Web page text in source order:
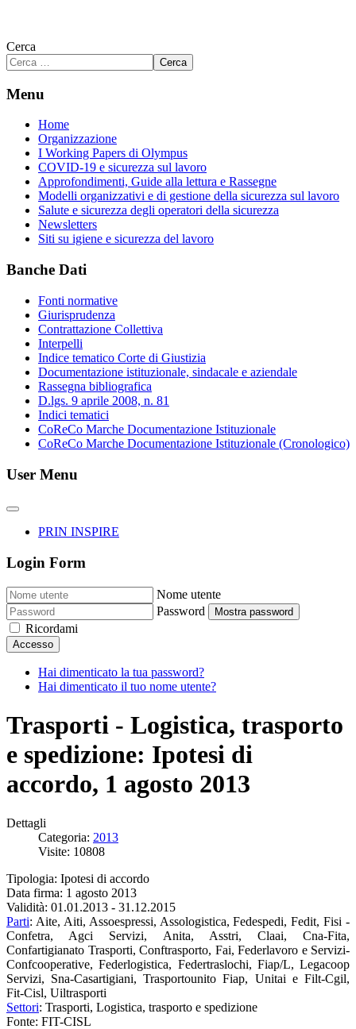
Cerca
Cerca
Menu
Home
Organizzazione
I Working Papers di Olympus
COVID-19 e sicurezza sul lavoro
Approfondimenti, Guide alla lettura e Rassegne
Modelli organizzativi e di gestione della sicurezza sul lavoro
Salute e sicurezza degli operatori della sicurezza
Newsletters
Siti su igiene e sicurezza del lavoro
Banche Dati
Fonti normative
Giurisprudenza
Contrattazione Collettiva
Interpelli
Indice tematico Corte di Giustizia
Documentazione istituzionale, sindacale e aziendale
Rassegna bibliografica
D.lgs. 9 aprile 2008, n. 81
Indici tematici
CoReCo Marche Documentazione Istituzionale
CoReCo Marche Documentazione Istituzionale (Cronologico)
User Menu
PRIN INSPIRE
Login Form
Nome utente
Password
Mostra password
Ricordami
Accesso
Hai dimenticato la tua password?
Hai dimenticato il tuo nome utente?
Trasporti - Logistica, trasporto
e spedizione: Ipotesi di
accordo, 1 agosto 2013
Dettagli
Categoria: 2013
Visite: 10808
Tipologia: Ipotesi di accordo
Data firma: 1 agosto 2013
Validità: 01.01.2013 - 31.12.2015
Parti: Aite, Aiti, Assoespressi, Assologistica, Fedespedi, Fedit, Fisi -
Confetra, Agci Servizi, Anita, Asstri, Claai, Cna-Fita,
Confartigianato Trasporti, Conftrasporto, Fai, Federlavoro e Servizi-
Confcooperative, Federlogistica, Federtraslochi, Fiap/L, Legacoop
Servizi, Sna-Casartigiani, Trasportounito Fiap, Unitai e Filt-Cgil,
Fit-Cisl, Uiltrasporti
Settori: Trasporti, Logistica, trasporto e spedizione
Fonte: FIT-CISL